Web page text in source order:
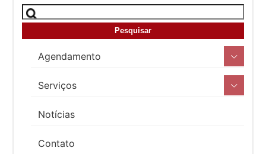
Agendamento
Serviços
Notícias
Contato